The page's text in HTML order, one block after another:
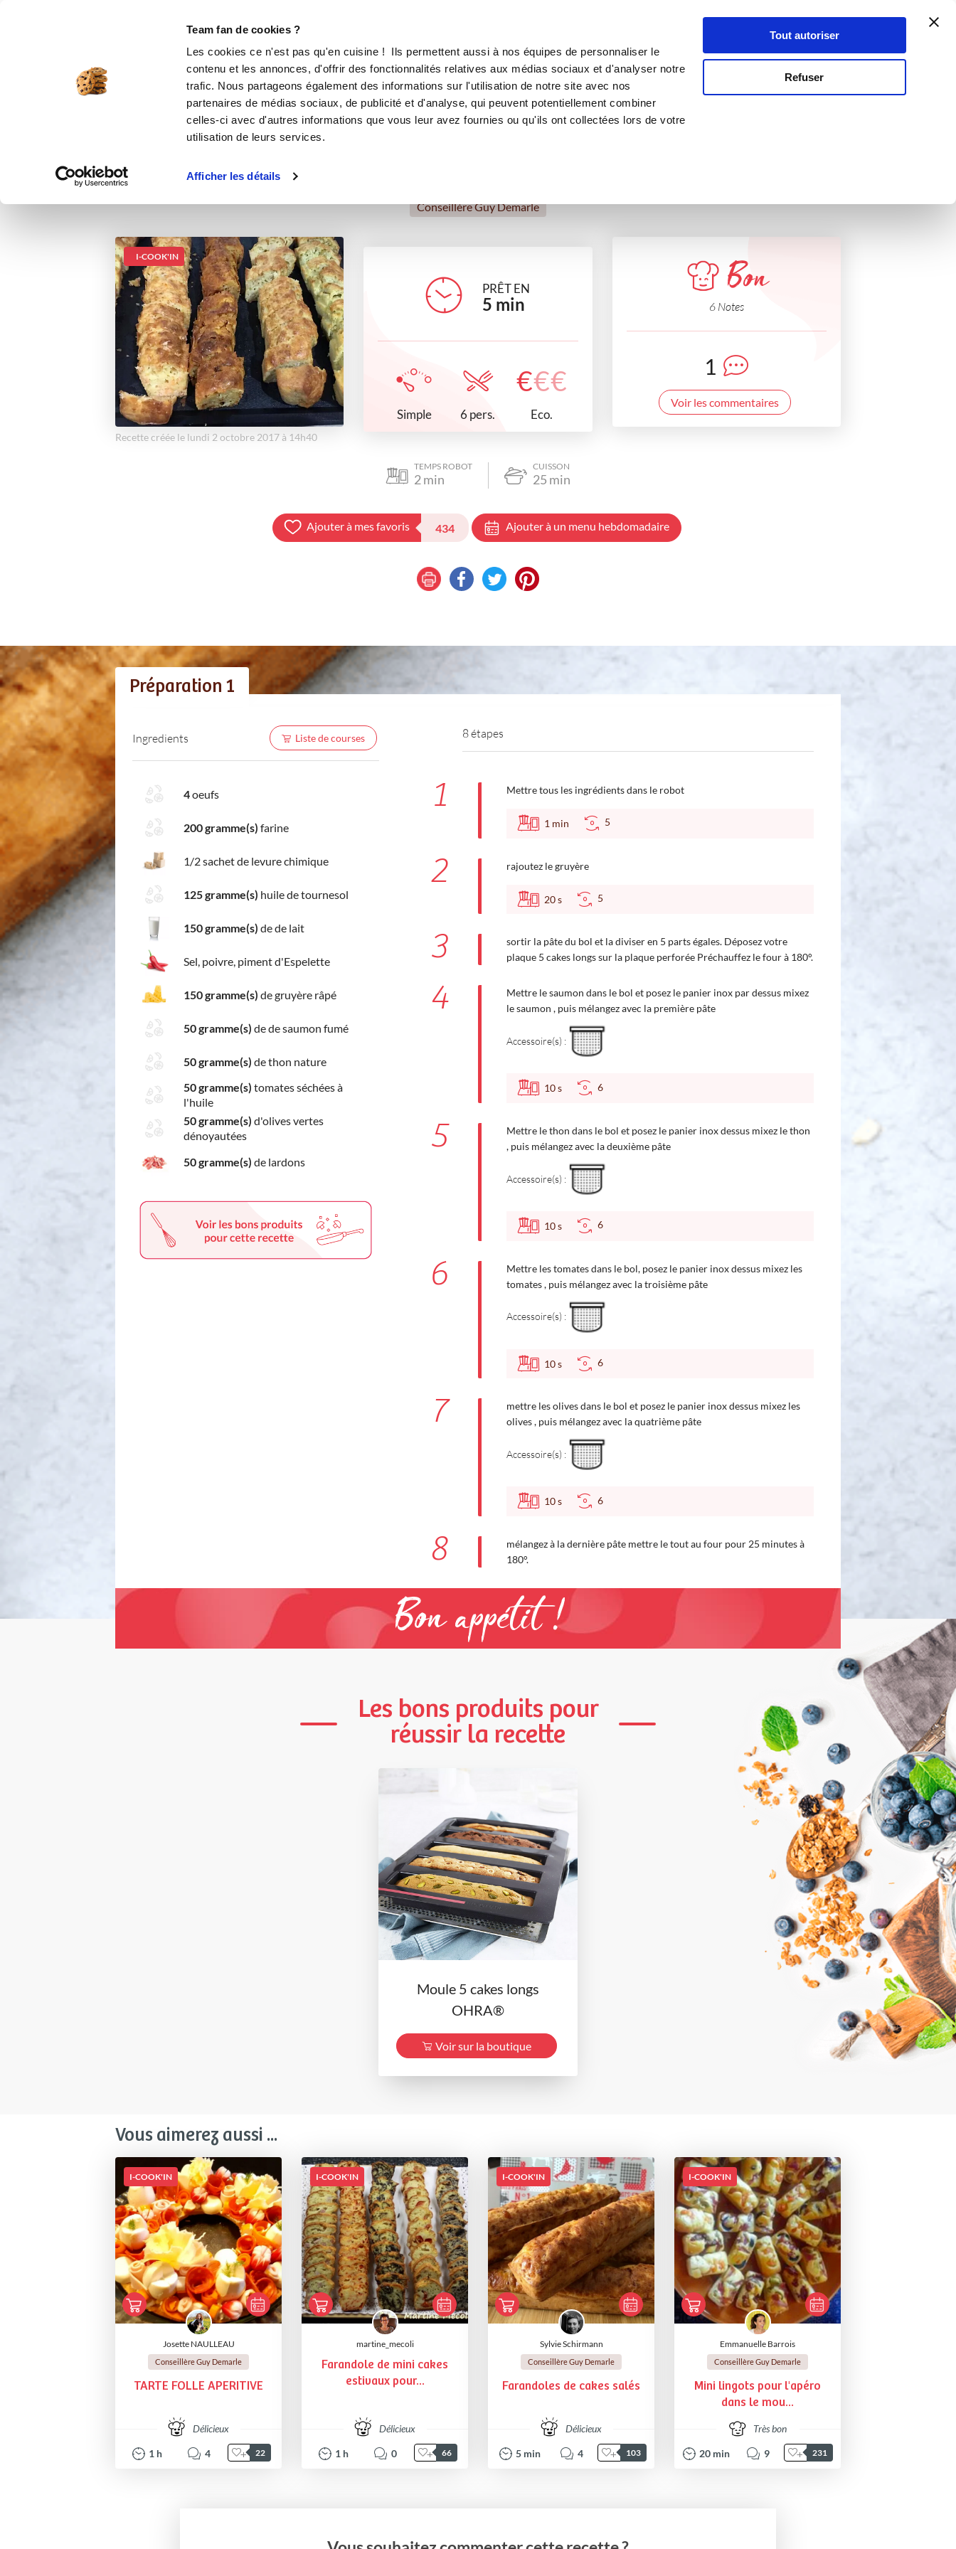
Team fan de cookies ?
Les cookies ce n'est pas qu'en cuisine ! Ils permettent aussi à nos équipes de personnaliser le
contenu et les annonces, d'offrir des fonctionnalités relatives aux médias sociaux et d'analyser notre
trafic. Nous partageons également des informations sur l'utilisation de notre site avec nos
partenaires de médias sociaux, de publicité et d'analyse, qui peuvent potentiellement combiner
celles-ci avec d'autres informations que vous leur avez fournies ou qu'ils ont collectées lors de votre
utilisation de leurs services.
Afficher les détails
Tout autoriser
Refuser
Se connecter
Farandoles de cake salé
apéritifs Pour recevoir
Conseillère Guy Demarle
I-COOK'IN
Recette créée le lundi 2 octobre 2017 à 14h40
PRÊT EN
5 min
Simple 6 pers.
€€€
Eco.
Bon
6 Notes
1
Voir les commentaires
TEMPS ROBOT
2min
CUISSON
25 min
Ajouter à mes favoris 434 Ajouter à un menu hebdomadaire
Préparation 1
Ingredients Liste de courses
4oeufs
200 gramme(s) farine
1/2 sachet de levure chimique
125 gramme(s) huile de tournesol
150 gramme(s) de de lait
Sel, poivre, piment d'Espelette
150 gramme(s) de gruyère râpé
50 gramme(s) de de saumon fumé
50 gramme(s) de thon nature
50 gramme(s) tomates séchées à
l'huile
50 gramme(s) d'olives vertes
dénoyautées
50 gramme(s) de lardons
8 étapes
1 Mettre tous les ingrédients dans le robot
1 min 5
2 rajoutez le gruyère
20s 5
3
sortir la pâte du bol et la diviser en 5 parts égales. Déposez votre
plaque 5 cakes longs sur la plaque perforée Préchauffez le four à 180°.
4
Mettre le saumon dans le bol et posez le panier inox par dessus mixez
le saumon , puis mélangez avec la première pâte
Accessoire(s) :
10s 6
5
Mettre le thon dans le bol et posez le panier inox dessus mixez le thon
, puis mélangez avec la deuxième pâte
Accessoire(s) :
10s 6
6
Mettre les tomates dans le bol, posez le panier inox dessus mixez les
tomates , puis mélangez avec la troisième pâte
Accessoire(s) :
10s 6
7
mettre les olives dans le bol et posez le panier inox dessus mixez les
olives , puis mélangez avec la quatrième pâte
Accessoire(s) :
10s 6
8
mélangez à la dernière pâte mettre le tout au four pour 25 minutes à
180°.
Bon appétit !
Les bons produits pour
réussir la recette
Moule 5 cakes longs
OHRA®
Voir sur la boutique
Vous aimerez aussi ...
I-COOK'IN
Josette NAULLEAU
Conseillère Guy Demarle
TARTE FOLLE APERITIVE
Délicieux
1 h 4 22
I-COOK'IN
martine_mecoli
Farandole de mini cakes
estivaux pour...
Délicieux
1 h 0 66
I-COOK'IN
Sylvie Schirmann
Conseillère Guy Demarle
Farandoles de cakes salés
Délicieux
5 min 4 103
I-COOK'IN
Emmanuelle Barrois
Conseillère Guy Demarle
Mini lingots pour l'apéro
dans le mou...
Très bon
20 min 9 231